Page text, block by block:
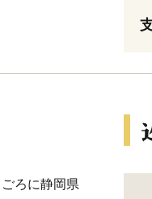
ろに静岡県